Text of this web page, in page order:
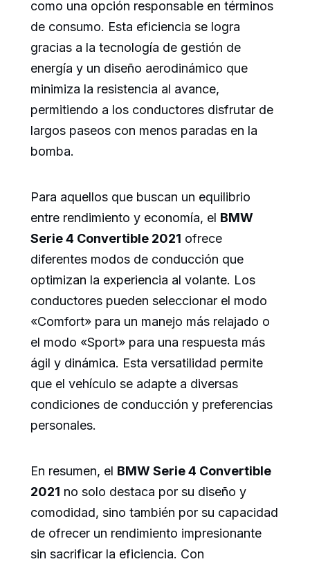
como una opción responsable en términos
de consumo. Esta eficiencia se logra
gracias a la tecnología de gestión de
energía y un diseño aerodinámico que
minimiza la resistencia al avance,
permitiendo a los conductores disfrutar de
largos paseos con menos paradas en la
bomba.
Para aquellos que buscan un equilibrio
entre rendimiento y economía, el BMW
Serie 4 Convertible 2021 ofrece
diferentes modos de conducción que
optimizan la experiencia al volante. Los
conductores pueden seleccionar el modo
«Comfort» para un manejo más relajado o
el modo «Sport» para una respuesta más
ágil y dinámica. Esta versatilidad permite
que el vehículo se adapte a diversas
condiciones de conducción y preferencias
personales.
En resumen, el BMW Serie 4 Convertible
2021 no solo destaca por su diseño y
comodidad, sino también por su capacidad
de ofrecer un rendimiento impresionante
sin sacrificar la eficiencia. Con